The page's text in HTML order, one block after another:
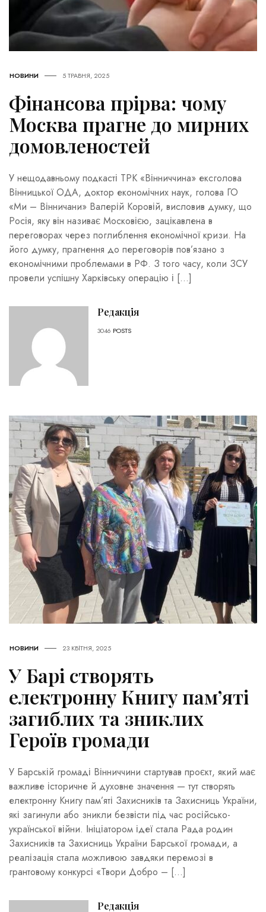
НОВИНИ 5 ТРАВНЯ, 2025
Фінансова прірва: чому
Москва прагне до мирних
домовленостей
У нещодавньому подкасті ТРК «Вінниччина» ексголова
Вінницької ОДА, доктор економічних наук, голова ГО
«Ми – Вінничани» Валерій Коровій, висловив думку, що
Росія, яку він називає Московією, зацікавлена в
переговорах через поглиблення економічної кризи. На
його думку, прагнення до переговорів пов’язано з
економічними проблемами в РФ. З того часу, коли ЗСУ
провели успішну Харківську операцію і […]
Редакція
3046 POSTS
НОВИНИ 23 КВІТНЯ, 2025
У Барі створять
електронну Книгу пам’яті
загиблих та зниклих
Героїв громади
У Барській громаді Вінниччини стартував проєкт, який має
важливе історичне й духовне значення — тут створять
електронну Книгу пам’яті Захисників та Захисниць України,
які загинули або зникли безвісти під час російсько-
української війни. Ініціатором ідеї стала Рада родин
Захисників та Захисниць України Барської громади, а
реалізація стала можливою завдяки перемозі в
грантовому конкурсі «Твори Добро – […]
Редакція